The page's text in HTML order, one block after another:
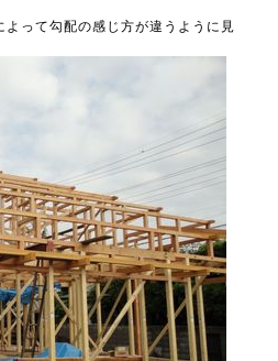
って勾配の感じ方が違うように見